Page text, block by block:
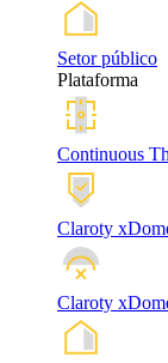
Setor público
Plataforma
Continuous
Claroty
Claroty